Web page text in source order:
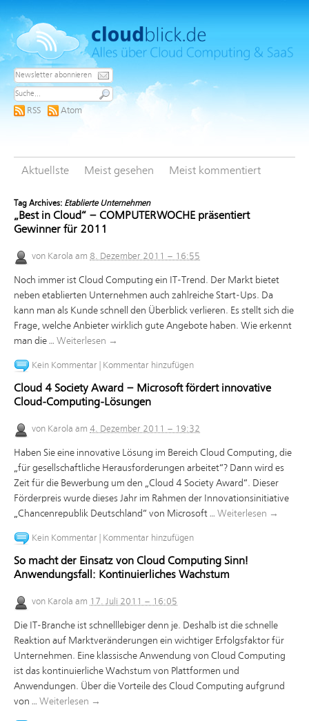
RSS Atom
Aktuellste Meist gesehen Meist kommentiert
Tag Archives: Etablierte Unternehmen
„Best in Cloud“ – COMPUTERWOCHE präsentiert
Gewinner für 2011
von Karola am 8. Dezember 2011 – 16:55
Noch immer ist Cloud Computing ein IT-Trend. Der Markt bietet
neben etablierten Unternehmen auch zahlreiche Start-Ups. Da
kann man als Kunde schnell den Überblick verlieren. Es stellt sich die
Frage, welche Anbieter wirklich gute Angebote haben. Wie erkennt
man die … Weiterlesen →
Kein Kommentar Kommentar hinzufügen
Cloud 4 Society Award – Microsoft fördert innovative
Cloud-Computing-Lösungen
von Karola am 4. Dezember 2011 – 19:32
Haben Sie eine innovative Lösung im Bereich Cloud Computing, die
„für gesellschaftliche Herausforderungen arbeitet“? Dann wird es
Zeit für die Bewerbung um den „Cloud 4 Society Award“. Dieser
Förderpreis wurde dieses Jahr im Rahmen der Innovationsinitiative
„Chancenrepublik Deutschland“ von Microsoft … Weiterlesen →
Kein Kommentar Kommentar hinzufügen
So macht der Einsatz von Cloud Computing Sinn!
Anwendungsfall: Kontinuierliches Wachstum
von Karola am 17. Juli 2011 – 16:05
Die IT-Branche ist schnelllebiger denn je. Deshalb ist die schnelle
Reaktion auf Marktveränderungen ein wichtiger Erfolgsfaktor für
Unternehmen. Eine klassische Anwendung von Cloud Computing
ist das kontinuierliche Wachstum von Plattformen und
Anwendungen. Über die Vorteile des Cloud Computing aufgrund
von … Weiterlesen →